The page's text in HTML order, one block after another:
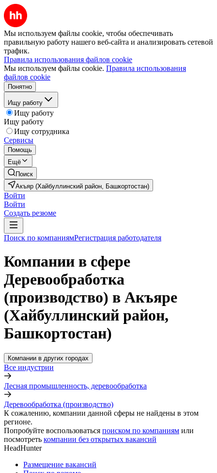
Мы используем файлы cookie, чтобы обеспечивать
правильную работу нашего веб-сайта и анализировать сетевой
трафик.
Правила использования файлов cookie
Мы используем файлы cookie. Правила использования
файлов cookie
Понятно
Ищу работу
Ищу работу
Ищу работу
Ищу сотрудника
Сервисы
Помощь
Ещё
Поиск
Акъяр (Хайбуллинский район, Башкортостан)
Войти
Войти
Создать резюме
Поиск по компаниямРегистрация работодателя
Компании в сфере
Деревообработка
(производство) в Акъяре
(Хайбуллинский район,
Башкортостан)
Компании в других городах
Все индустрии
Лесная промышленность, деревообработка
Деревообработка (производство)
К сожалению, компании данной сферы не найдены в этом
регионе.
Попробуйте воспользоваться поиском по компаниям или
посмотреть компании без открытых вакансий
HeadHunter
Размещение вакансий